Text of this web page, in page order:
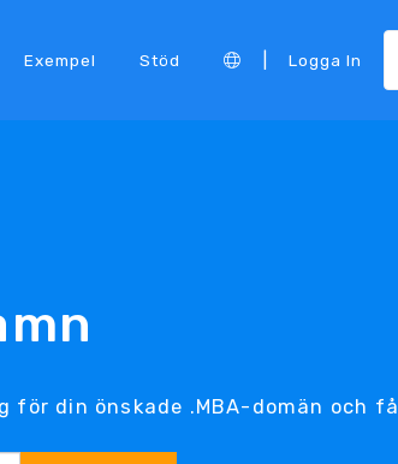
Exempel Stöd Logga In
för din önskade .MBA-domän och få